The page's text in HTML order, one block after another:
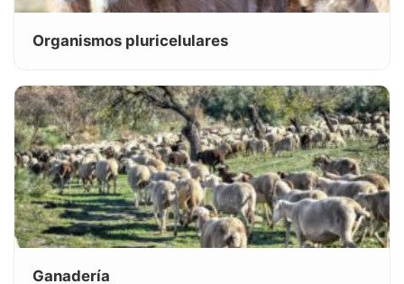
Organismos pluricelulares
Ganadería